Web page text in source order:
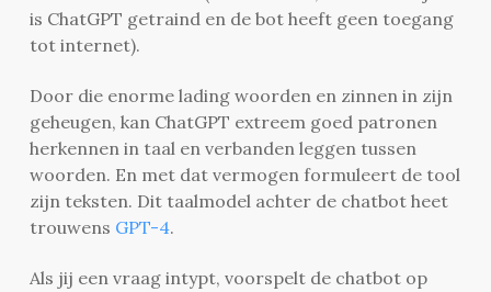
is ChatGPT getraind en de bot heeft geen toegang
tot internet).
Door die enorme lading woorden en zinnen in zijn
geheugen, kan ChatGPT extreem goed patronen
herkennen in taal en verbanden leggen tussen
woorden. En met dat vermogen formuleert de tool
zijn teksten. Dit taalmodel achter de chatbot heet
trouwens GPT-4.
Als jij een vraag intypt, voorspelt de chatbot op